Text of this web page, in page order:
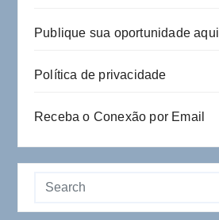
Publique sua oportunidade aqui
Política de privacidade
Receba o Conexão por Email